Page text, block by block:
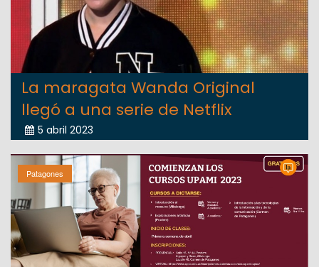
La maragata Wanda Original
llegó a una serie de Netflix
5 abril 2023
Patagones